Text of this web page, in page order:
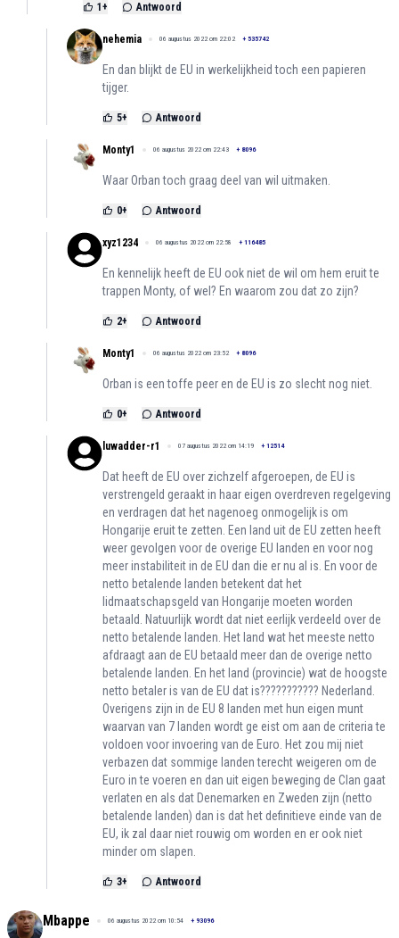
1 + Antwoord
nehemia 06 augustus 2022 om 22:02 + 535742
En dan blijkt de EU in werkelijkheid toch een papieren
tijger.
5+ Antwoord
Monty1 06 augustus 2022 om 22:43 + 8096
Waar Orban toch graag deel van wil uitmaken.
0+ Antwoord
xyz1234 06 augustus 2022 om 22:58 + 116485
En kennelijk heeft de EU ook niet de wil om hem eruit te
trappen Monty, of wel? En waarom zou dat zo zijn?
2+ Antwoord
Monty1 06 augustus 2022 om 23:52 + 8096
Orban is een toffe peer en de EU is zo slecht nog niet.
0+ Antwoord
luwadder-r1 07 augustus 2022 om 14:19 + 12514
Dat heeft de EU over zichzelf afgeroepen, de EU is
verstrengeld geraakt in haar eigen overdreven regelgeving
en verdragen dat het nagenoeg onmogelijk is om
Hongarije eruit te zetten. Een land uit de EU zetten heeft
weer gevolgen voor de overige EU landen en voor nog
meer instabiliteit in de EU dan die er nu al is. En voor de
netto betalende landen betekent dat het
lidmaatschapsgeld van Hongarije moeten worden
betaald. Natuurlijk wordt dat niet eerlijk verdeeld over de
netto betalende landen. Het land wat het meeste netto
afdraagt aan de EU betaald meer dan de overige netto
betalende landen. En het land (provincie) wat de hoogste
netto betaler is van de EU dat is??????????? Nederland.
Overigens zijn in de EU 8 landen met hun eigen munt
waarvan van 7 landen wordt ge eist om aan de criteria te
voldoen voor invoering van de Euro. Het zou mij niet
verbazen dat sommige landen terecht weigeren om de
Euro in te voeren en dan uit eigen beweging de Clan gaat
verlaten en als dat Denemarken en Zweden zijn (netto
betalende landen) dan is dat het definitieve einde van de
EU, ik zal daar niet rouwig om worden en er ook niet
minder om slapen.
3+ Antwoord
Mbappe 06 augustus 2022 om 10:54 + 93096